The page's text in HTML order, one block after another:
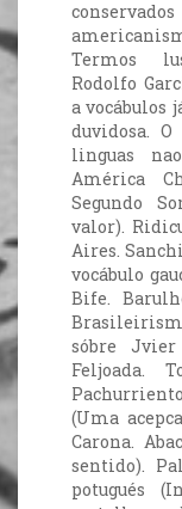
Termos
Rodolfo
a vocábulos
duvidosa.
linguas
América
Segundo
valor).
Aires.
vocábulo
Bife.
sóbre
Feljoada.
(Uma
Carona.
sentido).
potugués